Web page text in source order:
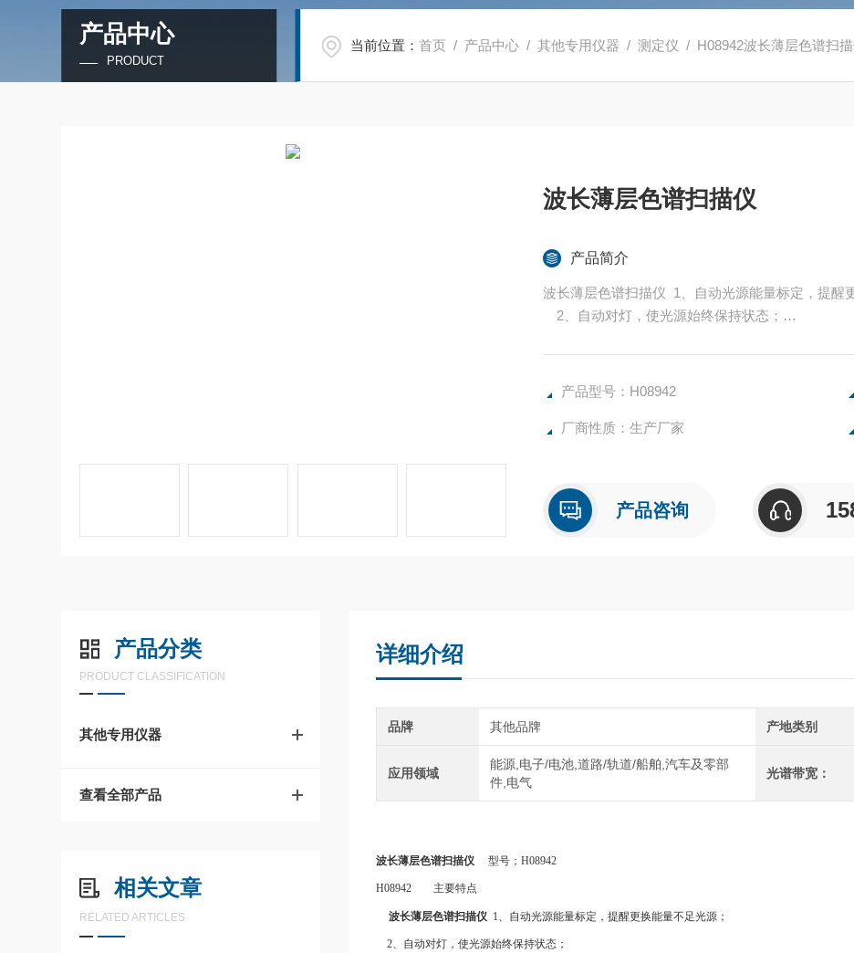
产品中心
PRODUCT
当前位置：首页 / 产品中心 /其他专用仪器 /测定仪 / H08942波长薄层色谱扫
波长薄层色谱扫描仪
产品简介
波长薄层色谱扫描仪 1、自动光源能量标定，提醒
2、自动对灯，使光源始终保持状态；
5、带有紫外光谱扫描功能，可分析未知物质，
产品型号：H08942
厂商性质：生产厂家
产品咨询
产品分类
PRODUCT CLASSIFICATION
其他专用仪器
查看全部产品
相关文章
RELATED ARTICLES
详细介绍
品牌 其他品牌 产地类别
应用领域
能源,电子/电池,道路/轨道/船舶,汽车及零部
件,电气
光谱带宽：
波长薄层色谱扫描仪型号；H08942
H08942 主要特点
波长薄层色谱扫描仪1、自动光源能量标定，提醒更换能量不足光源；
2、自动对灯，使光源始终保持状态；